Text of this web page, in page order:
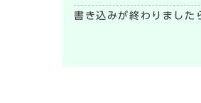
書き込みが終わりました